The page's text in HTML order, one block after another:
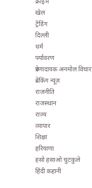
खेल
ट्रेंडिंग
दिल्ली
धर्म
पर्यावरण
प्रेरणादायक अनमोल विचार
ब्रेकिंग न्यूज़
राजनीति
राजस्थान
राज्य
व्यापार
शिक्षा
हरियाणा
हसो हसाओ चुटकुले
हिंदी कहानी